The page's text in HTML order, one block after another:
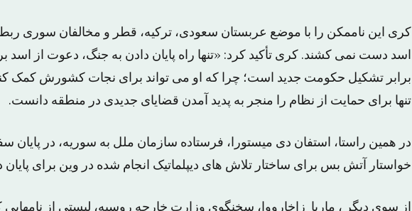
کری این ناممکن را با موضع عربستان سعودی، ترکیه، قطر و مخالفان سوری
اسد دست نمی کشند. کری تأکید کرد: «تنها راه پایان دادن به جنگ، دعوت از اسد
برابر تشکیل حکومت جدید است؛ چرا که او می تواند برای نجات کشورش کمک
تنها برای حمایت از نظام را منجر به پدید آمدن قضایای جدیدی در منطقه دانست.
در همین راستا، استفان دی میستورا، فرستاده سازمان ملل به سوریه، در
خواستار آتش بس برای ساختار تلاش های دیپلماتیک انجام شده در وین برای
از سوی دیگر ، ماریا زاخارووا، سخنگوی وزارت خارجه روسیه، لیستی از